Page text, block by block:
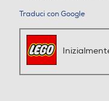
Traduci con Google